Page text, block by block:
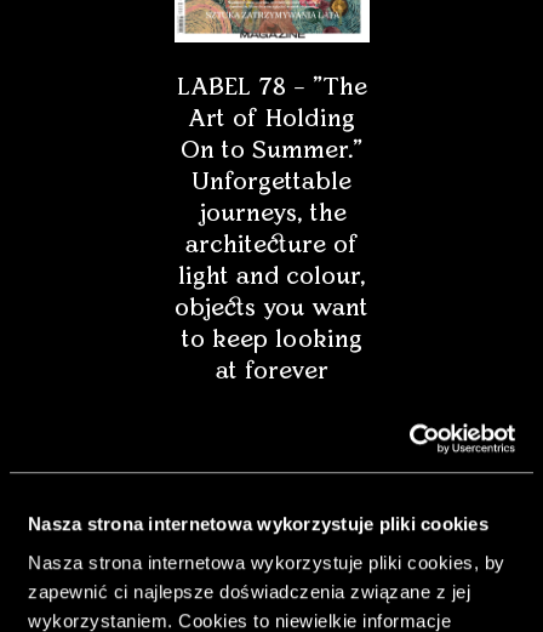
Nasza strona internetowa wykorzystuje pliki cookies
Nasza strona internetowa wykorzystuje pliki cookies, by
zapewnić ci najlepsze doświadczenia związane z jej
wykorzystaniem. Cookies to niewielkie informacje
LABEL 78 – "The
Art of Holding
On to Summer."
Unforgettable
journeys, the
architecture of
light and colour,
objects you want
to keep looking
at forever